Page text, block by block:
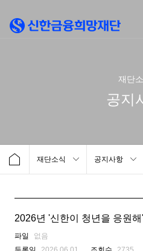
재단
공지
재단소식 공지사항
2026년 '신한이 청년을 응원
파일
없음